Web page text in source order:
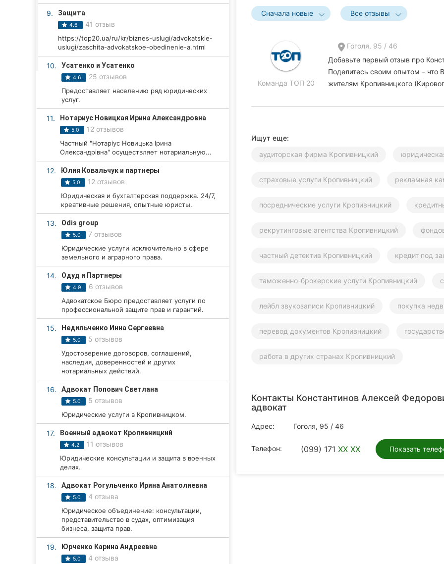
Чернигов
Ивано-Франковск
Карпаты
9. Защита
4.6 41 отзыв
https://top20.ua/ru/kr/biznes-uslugi/advokatskie-
uslugi/zaschita-advokatskoe-obedinenie-a.html
10. Усатенко и Усатенко
4.6 25 отзывов
Предоставляет населению ряд юридических
услуг.
11. Нотариус Новицкая Ирина Александровна
5.0 12 отзывов
Частный "Нотаріус Новицька Ірина
Олександрівна" осуществляет нотариальную...
12. Юлия Ковальчук и партнеры
5.0 12 отзывов
Юридическая и бухгалтерская поддержка. 24/7,
креативные решения, опытные юристы.
13. Odis group
5.0 7 отзывов
Юридические услуги исключительно в сфере
земельного и аграрного права.
14. Одуд и Партнеры
4.9 6 отзывов
Адвокатское Бюро предоставляет услуги по
профессиональной защите прав и гарантий.
15. Недильченко Инна Сергеевна
5.0 5 отзывов
Удостоверение договоров, соглашений,
наследия, доверенностей и других
нотариальных действий.
16. Адвокат Попович Светлана
5.0 5 отзывов
Юридические услуги в Кропивницком.
17. Военный адвокат Кропивницкий
4.2 11 отзывов
Юридические консультации и защита в военных
делах.
18. Адвокат Рогульченко Ирина Анатолиевна
5.0 4 отзыва
Юридическое объединение: консультации,
представительство в судах, оптимизация
бизнеса, защита прав.
19. Юрченко Карина Андреевна
5.0 4 отзыва
Сначала новые Все отзывы
Команда ТОП 20
Гоголя, 95 / 46
Добавьте первый отзыв про
Поделитесь своим опытом – что
жителям Кропивницкого
Ищут еще:
аудиторская фирма Кропивницкий
страховые услуги Кропивницкий рекламная
посреднические услуги Кропивницкий
рекрутинговые агентства Кропивницкий
частный детектив Кропивницкий кредит под
таможенно-брокерские услуги Кропивницкий
лейбл звукозаписи Кропивницкий покупка
перевод документов Кропивницкий
работа в других странах Кропивницкий
Контакты Константинов Алексей
адвокат
Адрес: Гоголя, 95 / 46
Телефон: (099) 171 XX XX Показать